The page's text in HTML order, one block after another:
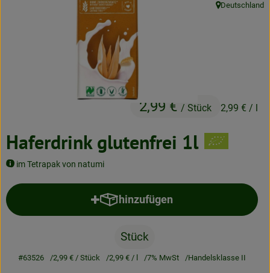
Obst & Gemüse
So gehts
Über uns
Blog
Haferdrink glutenfrei 1l
im Tetrapak von natumi
2,99 € / Stück 2,99 € / l
, Herkunft:
Deutschland
hinzufügen
Produkt zum Warenkorb
Stück
#63526 2,99 € / Stück 2,99 € / l 7% MwSt Handelsklasse II